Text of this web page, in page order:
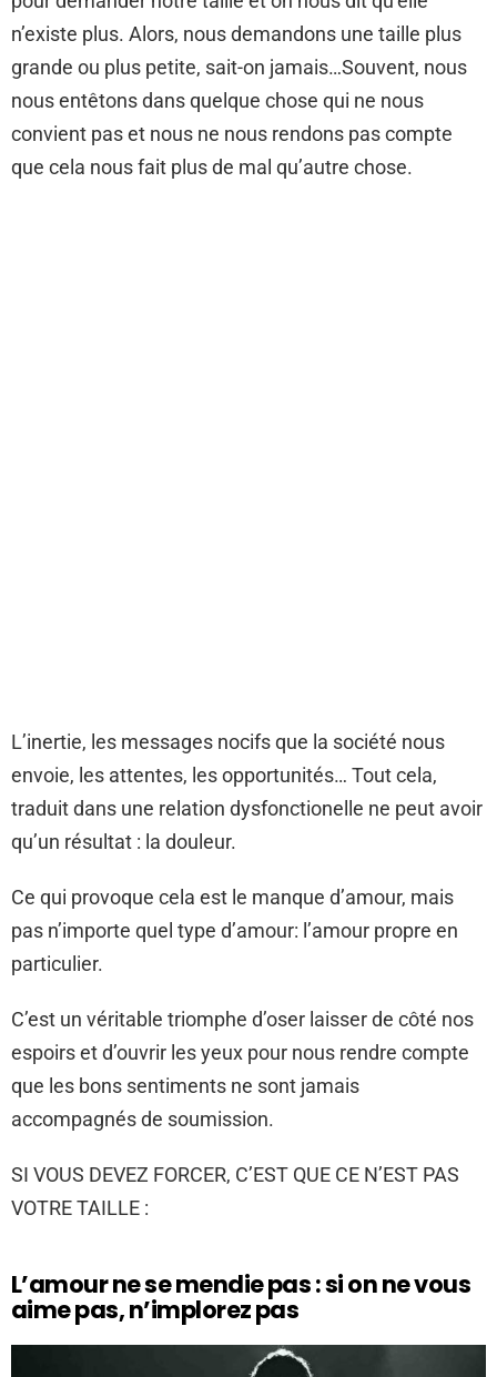
n’existe plus. Alors, nous demandons une taille plus
grande ou plus petite, sait-on jamais…Souvent, nous
nous entêtons dans quelque chose qui ne nous
convient pas et nous ne nous rendons pas compte
que cela nous fait plus de mal qu’autre chose.
L’inertie, les messages nocifs que la société nous
envoie, les attentes, les opportunités… Tout cela,
traduit dans une relation dysfonctionelle ne peut avoir
qu’un résultat : la douleur.
Ce qui provoque cela est le manque d’amour, mais
pas n’importe quel type d’amour: l’amour propre en
particulier.
C’est un véritable triomphe d’oser laisser de côté nos
espoirs et d’ouvrir les yeux pour nous rendre compte
que les bons sentiments ne sont jamais
accompagnés de soumission.
SI VOUS DEVEZ FORCER, C’EST QUE CE N’EST PAS
VOTRE TAILLE :
L’amour ne se mendie pas : si on ne vous
aime pas, n’implorez pas